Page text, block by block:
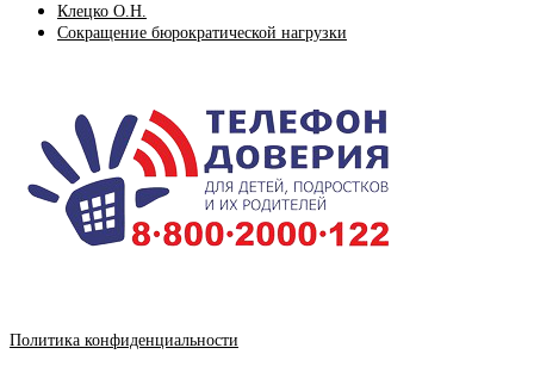
Клецко О.Н.
Сокращение бюрократической нагрузки
Политика конфиденциальности